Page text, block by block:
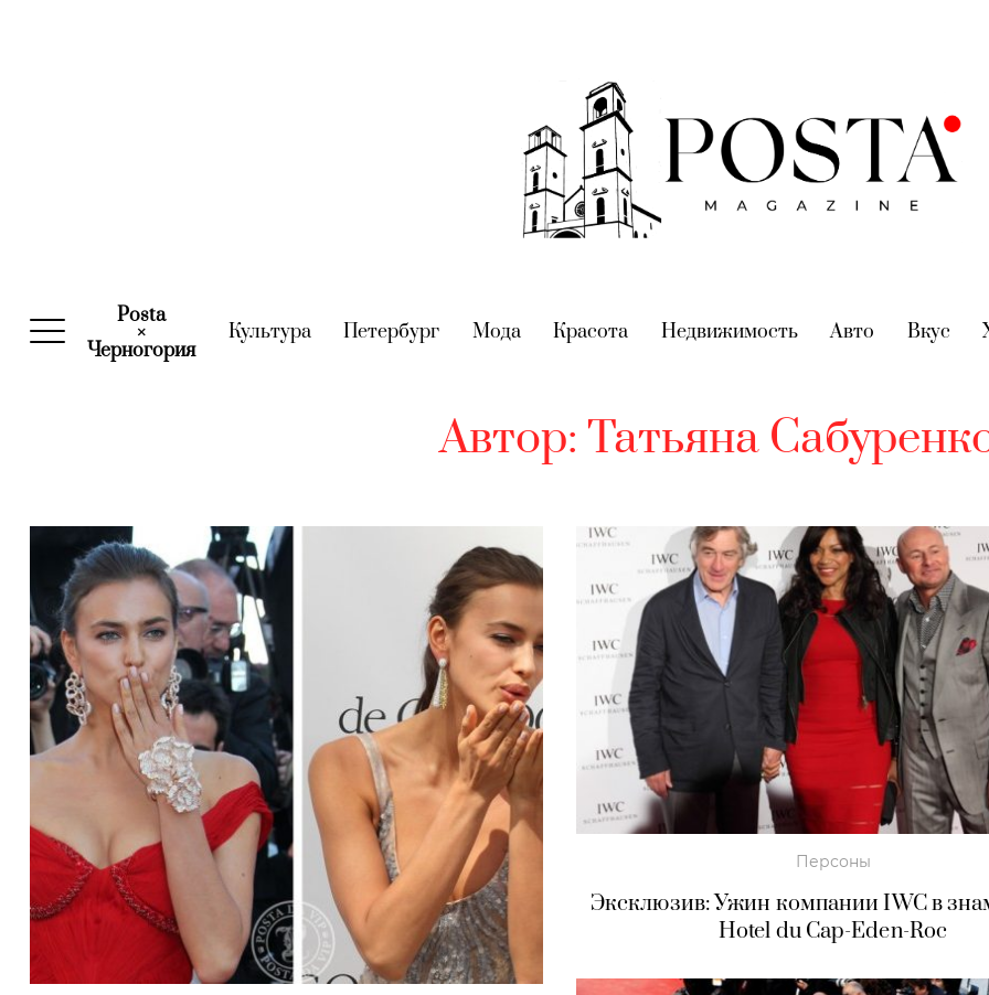
Posta
×
Черногория(current)
Культура(current)
Петербург (current)
Мода(current)
Красота (current)
Недвижимость(current)
Авто (current)
Вкус
Автор: Татьяна
Персоны
Эксклюзив: Ужин компании IWC в
Hotel du Cap-Eden-Roc